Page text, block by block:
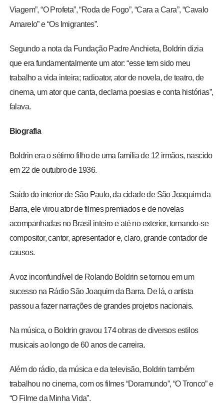
Viagem”, “O Profeta”, “Roda de Fogo”, “Cara a Cara”, “Cavalo
Amarelo” e “Os Imigrantes”.
Segundo a nota da Fundação Padre Anchieta, Boldrin dizia
que era fundamentalmente um ator: “esse tem sido meu
trabalho a vida inteira; radioator, ator de novela, de teatro, de
cinema, um ator que canta, declama poesias e conta histórias”,
falava.
Biografia
Boldrin era o sétimo filho de uma família de 12 irmãos, nascido
em 22 de outubro de 1936.
Saído do interior de São Paulo, da cidade de São Joaquim da
Barra, ele virou ator de filmes premiados e de novelas
acompanhadas no Brasil inteiro e até no exterior, tornando-se
compositor, cantor, apresentador e, claro, grande contador de
causos.
A voz inconfundível de Rolando Boldrin se tornou em um
sucesso na Rádio São Joaquim da Barra. De lá, o artista
passou a fazer narrações de grandes projetos nacionais.
Na música, o Boldrin gravou 174 obras de diversos estilos
musicais ao longo de 60 anos de carreira.
Além do rádio, da música e da televisão, Boldrin também
trabalhou no cinema, com os filmes “Doramundo”, “O Tronco” e
“O Filme da Minha Vida”.